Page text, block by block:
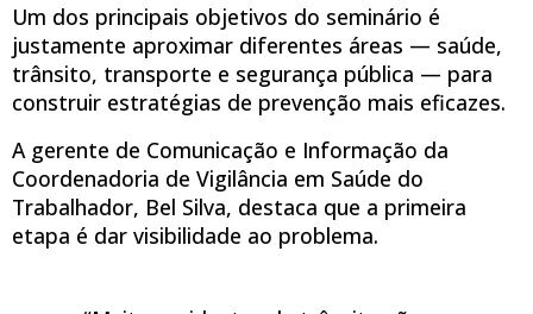
Um dos principais objetivos do seminário é
justamente aproximar diferentes áreas — saúde,
trânsito, transporte e segurança pública — para
construir estratégias de prevenção mais eficazes.
A gerente de Comunicação e Informação da
Coordenadoria de Vigilância em Saúde do
Trabalhador, Bel Silva, destaca que a primeira
etapa é dar visibilidade ao problema.